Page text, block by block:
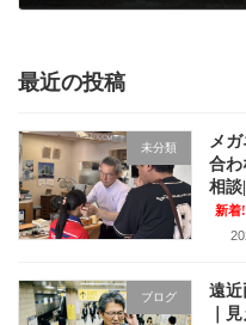
最近の投稿
未分類
メ
合わ
相
新着
ブログ
遠近
｜